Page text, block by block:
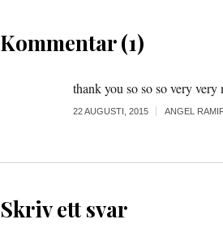
Kommentar (1)
thank you so so so very
22 AUGUSTI, 2015 ANGEL
Skriv ett svar